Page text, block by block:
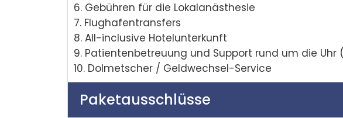
6. Gebühren für die Lokalanästhesie
7. Flughafentransfers
8. All-inclusive Hotelunterkunft
9. Patientenbetreuung und Support rund um die Uhr
10. Dolmetscher / Geldwechsel-Service
Paketausschlüsse